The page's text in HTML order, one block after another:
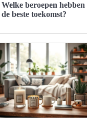
Welke beroepen hebben
de beste toekomst?